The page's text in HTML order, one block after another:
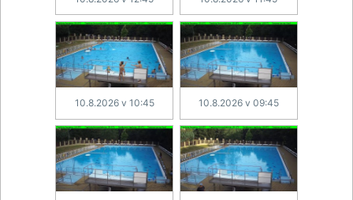
10.8.2026 v 10:45 10.8.2026 v 09:45